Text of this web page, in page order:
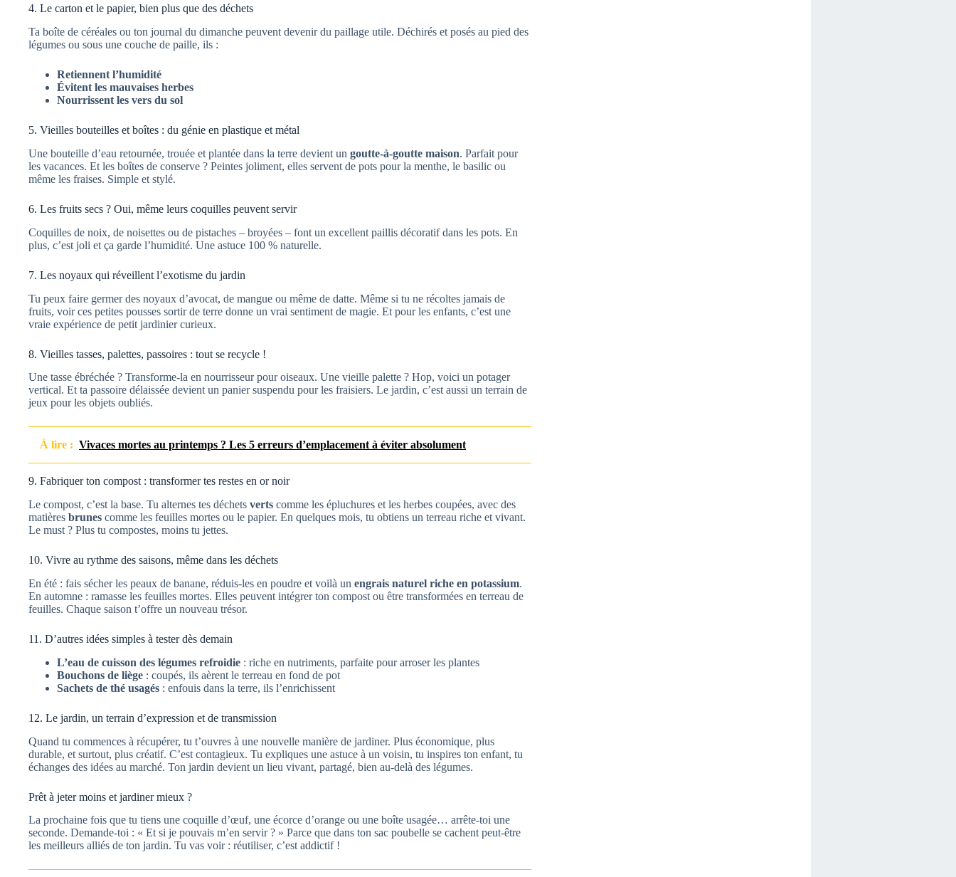
4. Le carton et le papier, bien plus que des déchets
Ta boîte de céréales ou ton journal du dimanche peuvent devenir du paillage utile. Déchirés et posés au pied des
légumes ou sous une couche de paille, ils :
Retiennent l’humidité
Évitent les mauvaises herbes
Nourrissent les vers du sol
5. Vieilles bouteilles et boîtes : du génie en plastique et métal
Une bouteille d’eau retournée, trouée et plantée dans la terre devient un goutte-à-goutte maison. Parfait pour
les vacances. Et les boîtes de conserve ? Peintes joliment, elles servent de pots pour la menthe, le basilic ou
même les fraises. Simple et stylé.
6. Les fruits secs ? Oui, même leurs coquilles peuvent servir
Coquilles de noix, de noisettes ou de pistaches – broyées – font un excellent paillis décoratif dans les pots. En
plus, c’est joli et ça garde l’humidité. Une astuce 100 % naturelle.
7. Les noyaux qui réveillent l’exotisme du jardin
Tu peux faire germer des noyaux d’avocat, de mangue ou même de datte. Même si tu ne récoltes jamais de
fruits, voir ces petites pousses sortir de terre donne un vrai sentiment de magie. Et pour les enfants, c’est une
vraie expérience de petit jardinier curieux.
8. Vieilles tasses, palettes, passoires : tout se recycle !
Une tasse ébréchée ? Transforme-la en nourrisseur pour oiseaux. Une vieille palette ? Hop, voici un potager
vertical. Et ta passoire délaissée devient un panier suspendu pour les fraisiers. Le jardin, c’est aussi un terrain de
jeux pour les objets oubliés.
À lire : Vivaces mortes au printemps ? Les 5 erreurs d’emplacement à éviter absolument
9. Fabriquer ton compost : transformer tes restes en or noir
Le compost, c’est la base. Tu alternes tes déchets verts comme les épluchures et les herbes coupées, avec des
matières brunes comme les feuilles mortes ou le papier. En quelques mois, tu obtiens un terreau riche et vivant.
Le must ? Plus tu compostes, moins tu jettes.
10. Vivre au rythme des saisons, même dans les déchets
En été : fais sécher les peaux de banane, réduis-les en poudre et voilà un engrais naturel riche en potassium.
En automne : ramasse les feuilles mortes. Elles peuvent intégrer ton compost ou être transformées en terreau de
feuilles. Chaque saison t’offre un nouveau trésor.
11. D’autres idées simples à tester dès demain
L’eau de cuisson des légumes refroidie : riche en nutriments, parfaite pour arroser les plantes
Bouchons de liège : coupés, ils aèrent le terreau en fond de pot
Sachets de thé usagés : enfouis dans la terre, ils l’enrichissent
12. Le jardin, un terrain d’expression et de transmission
Quand tu commences à récupérer, tu t’ouvres à une nouvelle manière de jardiner. Plus économique, plus
durable, et surtout, plus créatif. C’est contagieux. Tu expliques une astuce à un voisin, tu inspires ton enfant, tu
échanges des idées au marché. Ton jardin devient un lieu vivant, partagé, bien au-delà des légumes.
Prêt à jeter moins et jardiner mieux ?
La prochaine fois que tu tiens une coquille d’œuf, une écorce d’orange ou une boîte usagée… arrête-toi une
seconde. Demande-toi : « Et si je pouvais m’en servir ? » Parce que dans ton sac poubelle se cachent peut-être
les meilleurs alliés de ton jardin. Tu vas voir : réutiliser, c’est addictif !